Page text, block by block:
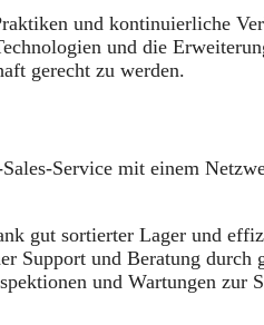
und kontinuierliche
und die
gerecht zu werden.
Service mit einem
gut sortierter Lager und
Support und Beratung durch
und Wartungen zur